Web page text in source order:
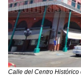
Calle del Centro Histórico